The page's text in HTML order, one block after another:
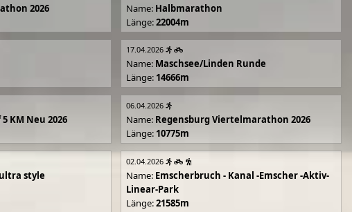
2026
Name: Halbmarathon
Länge:22004m
17.04.2026
Name: Maschsee/Linden Runde
Länge: 14666m
KM Neu 2026
06.04.2026
Name: Regensburg Viertelmarathon 2026
Länge: 10775m
style
02.04.2026
Name: Emscherbruch - Kanal -Emscher -Aktiv-
Linear-Park
Länge:21585m